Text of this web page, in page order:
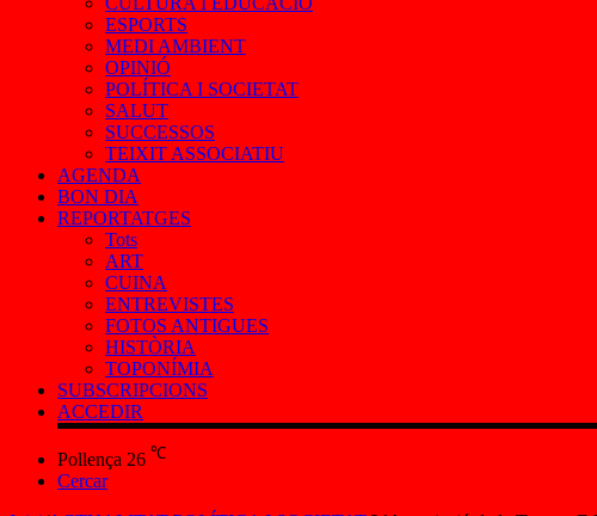
ESPORTS
MEDI AMBIENT
OPINIÓ
POLÍTICA I SOCIETAT
SALUT
SUCCESSOS
TEIXIT ASSOCIATIU
AGENDA
BON DIA
REPORTATGES
Tots
ART
CUINA
ENTREVISTES
FOTOS ANTIGUES
HISTÒRIA
TOPONÍMIA
SUBSCRIPCIONS
ACCEDIR
Pollença 26 ℃
Cercar